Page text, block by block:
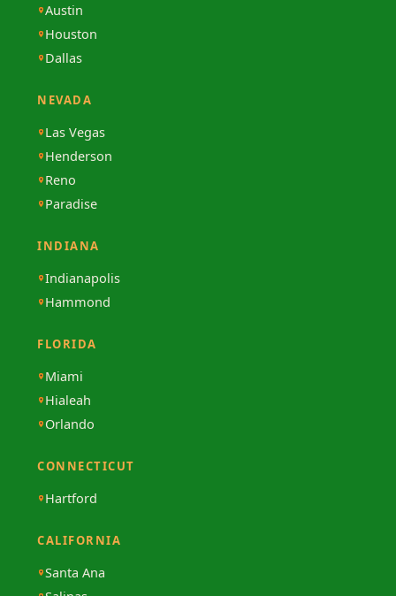
Austin
Houston
Dallas
NEVADA
Las Vegas
Henderson
Reno
Paradise
INDIANA
Indianapolis
Hammond
FLORIDA
Miami
Hialeah
Orlando
CONNECTICUT
Hartford
CALIFORNIA
Santa Ana